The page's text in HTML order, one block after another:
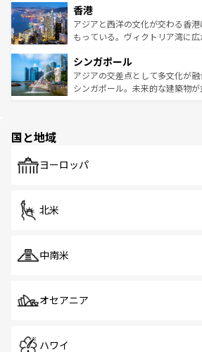
とつ。フォーやバインミー、ベト
ひ現地で味わいたい。どの地域
が旅行者を迎えてくれるので、
参照してほしい。
の活気が交差している。北部では
帯で自然と触れ合い、南部では
いビーチでリゾート気分を楽し
激する。気候は一年中温暖で、ど
が待っている。親しみやすいタ
た文化、そして多様な観光資源
香港
アジアと西洋の文化が交わる香
もっている。ヴィクトリア湾に
み、どこを訪れても感動するはず
ており、効率よく見どころを回
うな絶景から文化的な体験まで
シンガポール
アジアの交差点として多文化が
シンガポール。未来的な建築物
で、ホーカーズは地元の風情を楽
国と地域
ヨーロッパ
北米
中南米
オセアニア
ハワイ